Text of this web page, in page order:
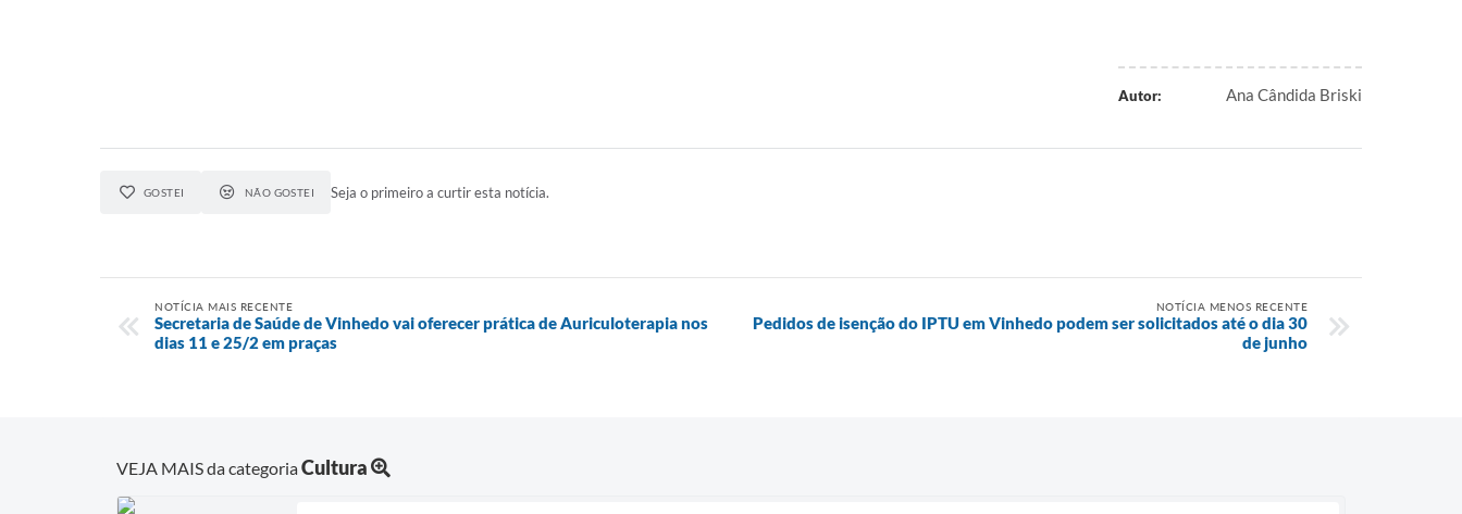
Autor: Ana Cândida Briski
GOSTEI NÃO GOSTEI Seja o primeiro a curtir esta notícia.
NOTÍCIA MAIS RECENTE
Secretaria de Saúde de Vinhedo vai oferecer prática de Auriculoterapia nos
dias 11 e 25/2 em praças
NOTÍCIA MENOS RECENTE
Pedidos de isenção do IPTU em Vinhedo podem ser solicitados até o dia 30
de junho
VEJA MAIS da categoriaCultura